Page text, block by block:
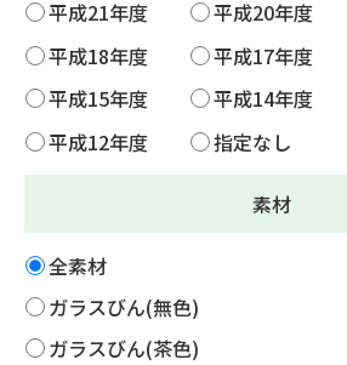
平成21年度
平成20年度
平成18年度
平成17年度
平成15年度
平成14年度
平成12年度
指定なし
素材
全素材
ガラスびん(無色)
ガラスびん(茶色)